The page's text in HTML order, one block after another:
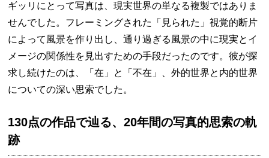
ギッリにとって写真は、現実世界の単なる複製ではありま
せんでした。フレーミングされた「見られた」視覚的断片
によって風景を作り出し、通り過ぎる風景の中に現実とイ
メージの関係性を見出すための手段だったのです。彼が探
求し続けたのは、「在」と「不在」、外的世界と内的世界
についての深い思索でした。
130点の作品で辿る、20年間の写真的思索の軌
跡